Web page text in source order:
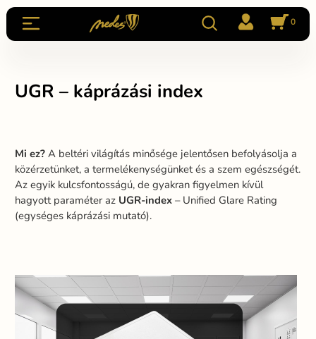
0
UGR – káprázási index
Mi ez? A beltéri világítás minősége jelentősen befolyásolja a
közérzetünket, a termelékenységünket és a szem egészségét.
Az egyik kulcsfontosságú, de gyakran figyelmen kívül
hagyott paraméter az UGR-index– Unified Glare Rating
(egységes káprázási mutató).